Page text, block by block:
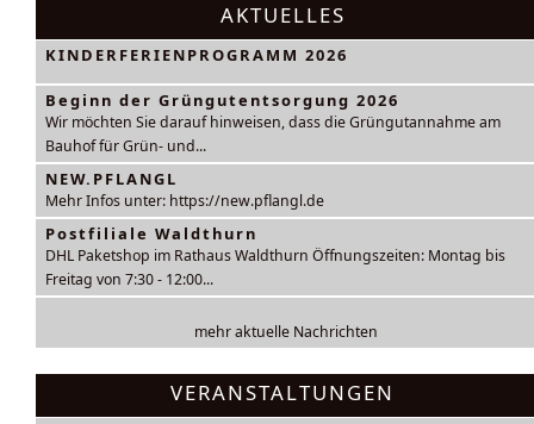
AKTUELLES
KINDERFERIENPROGRAMM 2026
Beginn der Grüngutentsorgung 2026
Wir möchten Sie darauf hinweisen, dass die Grüngutannahme am
Bauhof für Grün- und...
NEW.PFLANGL
Mehr Infos unter: https://new.pflangl.de
Postfiliale Waldthurn
DHL Paketshop im Rathaus Waldthurn Öffnungszeiten: Montag bis
Freitag von 7:30 - 12:00...
mehr aktuelle Nachrichten
VERANSTALTUNGEN